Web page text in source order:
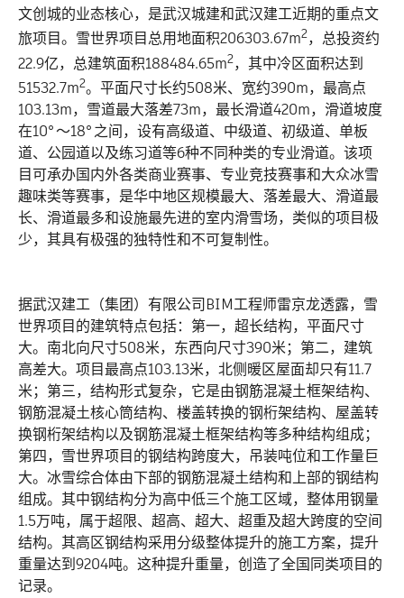
文创城的业态核心，是武汉城建和武汉建工近期的重点文
旅项目。雪世界项目总用地面积206303.67m2，总投资约
22.9亿，总建筑面积188484.65m2，其中冷区面积达到
51532.7m2。平面尺寸长约508米、宽约390m，最高点
103.13m，雪道最大落差73m，最长滑道420m，滑道坡度
在10°～18°之间，设有高级道、中级道、初级道、单板
道、公园道以及练习道等6种不同种类的专业滑道。该项
目可承办国内外各类商业赛事、专业竞技赛事和大众冰雪
趣味类等赛事，是华中地区规模最大、落差最大、滑道最
长、滑道最多和设施最先进的室内滑雪场，类似的项目极
少，其具有极强的独特性和不可复制性。
据武汉建工（集团）有限公司BIM工程师雷京龙透露，雪
世界项目的建筑特点包括：第一，超长结构，平面尺寸
大。南北向尺寸508米，东西向尺寸390米；第二，建筑
高差大。项目最高点103.13米，北侧暖区屋面却只有11.7
米；第三，结构形式复杂，它是由钢筋混凝土框架结构、
钢筋混凝土核心筒结构、楼盖转换的钢桁架结构、屋盖转
换钢桁架结构以及钢筋混凝土框架结构等多种结构组成；
第四，雪世界项目的钢结构跨度大，吊装吨位和工作量巨
大。冰雪综合体由下部的钢筋混凝土结构和上部的钢结构
组成。其中钢结构分为高中低三个施工区域，整体用钢量
1.5万吨，属于超限、超高、超大、超重及超大跨度的空间
结构。其高区钢结构采用分级整体提升的施工方案，提升
重量达到9204吨。这种提升重量，创造了全国同类项目的
记录。